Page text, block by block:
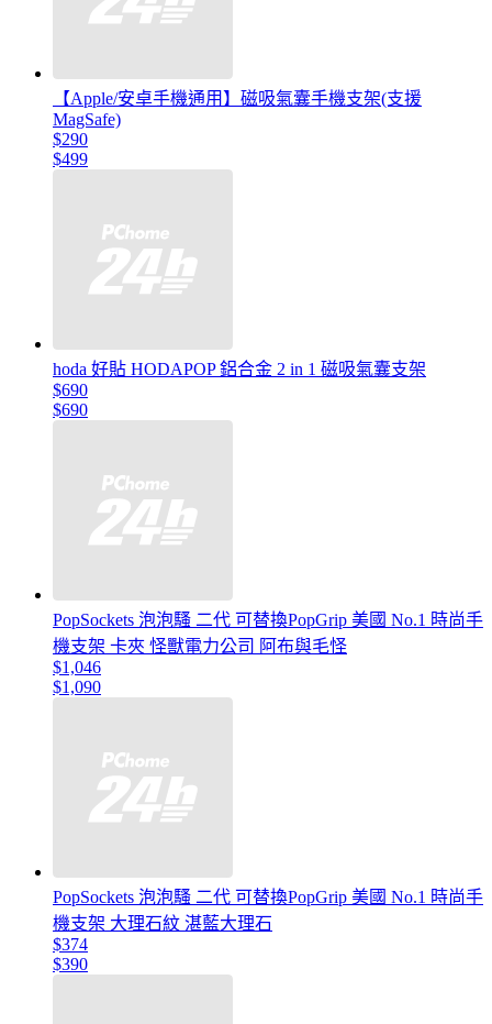
【Apple/安卓手機通用】磁吸氣囊手機支架(支援
MagSafe)
$290
$499
hoda 好貼 HODAPOP 鋁合金 2 in 1 磁吸氣囊支架
$690
$690
PopSockets 泡泡騷 二代 可替換PopGrip 美國 No.1 時尚手
機支架 卡夾 怪獸電力公司 阿布與毛怪
$1,046
$1,090
PopSockets 泡泡騷 二代 可替換PopGrip 美國 No.1 時尚手
機支架 大理石紋 湛藍大理石
$374
$390